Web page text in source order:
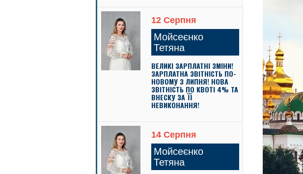
12 Серпня
Мойсеєнко
Тетяна
ВЕЛИКІ ЗАРПЛАТНІ ЗМІНИ!
ЗАРПЛАТНА ЗВІТНІСТЬ ПО-
НОВОМУ З ЛИПНЯ! НОВА
ЗВІТНІСТЬ ПО КВОТІ 4% ТА
ВНЕСКУ ЗА ЇЇ
НЕВИКОНАННЯ!
14 Серпня
Мойсеєнко
Тетяна